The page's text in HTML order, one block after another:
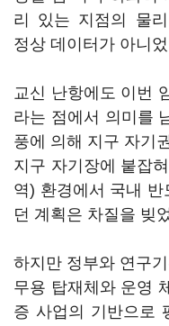
리 있는 지점의 물
정상 데이터가 아니
교신 난항에도 이번
라는 점에서 의미를
풍에 의해 지구 자기
지구 자기장에 붙잡
역) 환경에서 국내 반
던 계획은 차질을 빚
하지만 정부와 연구
무용 탑재체와 운영
증 사업의 기반으로